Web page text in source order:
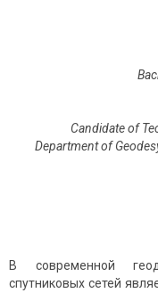
Candidate of
Department of
В современной
спутниковых сетей